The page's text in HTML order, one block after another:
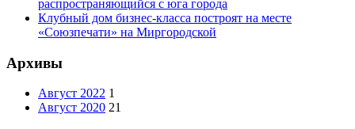
распространяющийся с юга города
Клубный дом бизнес-класса построят на месте
«Союзпечати» на Миргородской
Архивы
Август 2022 1
Август 2020 21